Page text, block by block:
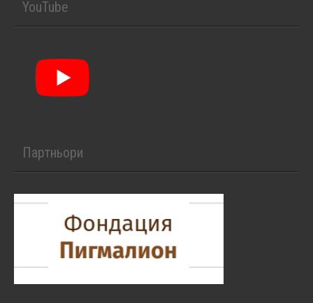
YouTube
Партньори